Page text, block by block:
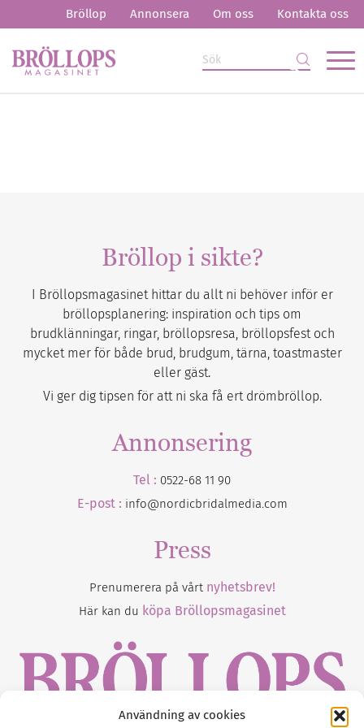
Användning av cookies
Bröllop Annonsera Om oss Kontakta oss
Bröllop i sikte?
I Bröllopsmagasinet hittar du allt ni behöver inför er
bröllopsplanering: inspiration och tips om
brudklänningar, ringar, bröllopsresa, bröllopsfest och
mycket mer för både brud, brudgum, tärna, toastmaster
eller gäst.
Vi ger dig tipsen för att ni ska få ert drömbröllop.
Annonsering
Tel : 0522-68 11 90
E-post : info@nordicbridalmedia.com
Press
Prenumerera på vårt nyhetsbrev!
Här kan du köpa Bröllopsmagasinet